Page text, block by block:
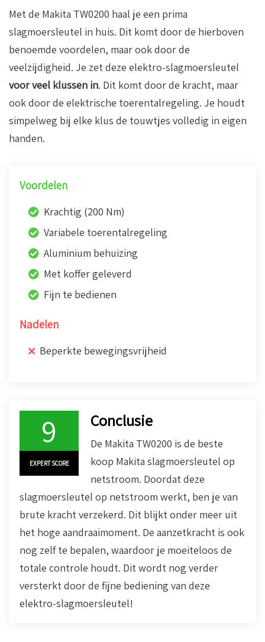
Met de Makita TW0200 haal je een prima
slagmoersleutel in huis. Dit komt door de hierboven
benoemde voordelen, maar ook door de
veelzijdigheid. Je zet deze elektro-slagmoersleutel
voor veel klussen in. Dit komt door de kracht, maar
ook door de elektrische toerentalregeling. Je houdt
simpelweg bij elke klus de touwtjes volledig in eigen
handen.
Voordelen
Krachtig (200 Nm)
Variabele toerentalregeling
Aluminium behuizing
Met koffer geleverd
Fijn te bedienen
Nadelen
Beperkte bewegingsvrijheid
9
EXPERT SCORE
Conclusie
De Makita TW0200 is de beste
koop Makita slagmoersleutel op
netstroom. Doordat deze
slagmoersleutel op netstroom werkt, ben je van
brute kracht verzekerd. Dit blijkt onder meer uit
het hoge aandraaimoment. De aanzetkracht is ook
nog zelf te bepalen, waardoor je moeiteloos de
totale controle houdt. Dit wordt nog verder
versterkt door de fijne bediening van deze
elektro-slagmoersleutel!